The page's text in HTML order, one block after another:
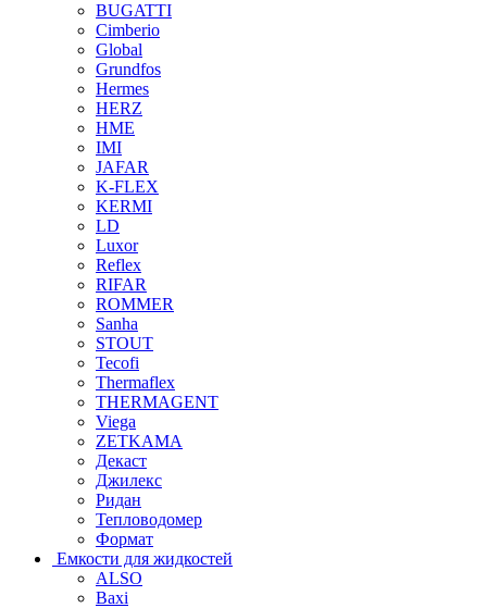
BUGATTI
Cimberio
Global
Grundfos
Hermes
HERZ
HME
IMI
JAFAR
K-FLEX
KERMI
LD
Luxor
Reflex
RIFAR
ROMMER
Sanha
STOUT
Tecofi
Thermaflex
THERMAGENT
Viega
ZETKAMA
Декаст
Джилекс
Ридан
Тепловодомер
Формат
Емкости для жидкостей
ALSO
Baxi